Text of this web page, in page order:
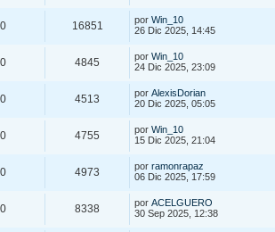
0 16851 por Win_10
26 Dic 2025, 14:45
0 4845 por Win_10
24 Dic 2025, 23:09
0 4513 por AlexisDorian
20 Dic 2025, 05:05
0 4755 por Win_10
15 Dic 2025, 21:04
0 4973 por ramonrapaz
06 Dic 2025, 17:59
0 8338 por ACELGUERO
30 Sep 2025, 12:38